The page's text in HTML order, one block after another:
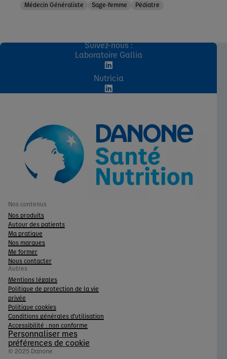
Médecin Généraliste Sage-femme Pédiatre
Suivez-nous :
Laboratoire Gallia
Nutricia
Nos contenus
Nos produits
Autour des patients
Ma pratique
Nos marques
Me former
Nous contacter
Autres
Mentions légales
Politique de protection de la vie
privée
Politique cookies
Conditions générales d'utilisation
Accessibilité : non conforme
Personnaliser mes
préférences de cookie
© 2025 Danone